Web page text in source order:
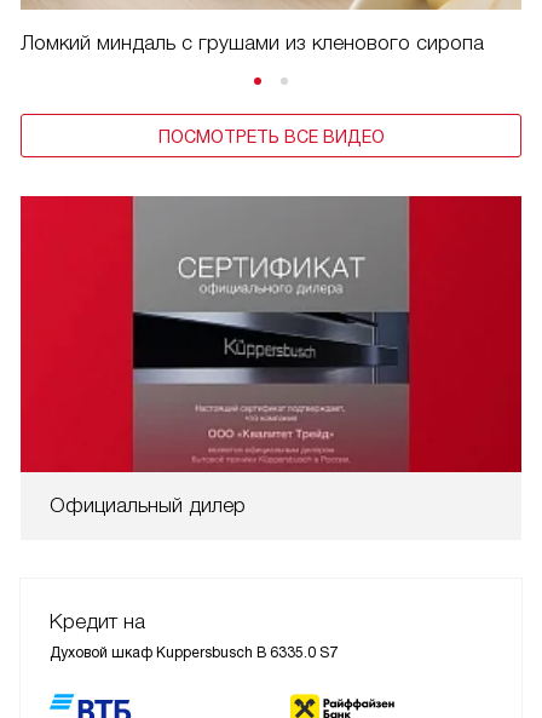
Ломкий миндаль с грушами из кленового сиропа
ПОСМОТРЕТЬ ВСЕ ВИДЕО
Официальный дилер
Кредит на
Духовой шкаф Kuppersbusch B 6335.0 S7